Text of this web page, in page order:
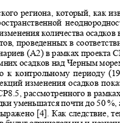
региона, который, как
количества осадков
проведенных в
(A2) в рамках проекта
осадков над Черным
к контрольному периоду
изменения осадков
рассмотренного в
уменьшатся почти до 50
[4]. Как следствие,